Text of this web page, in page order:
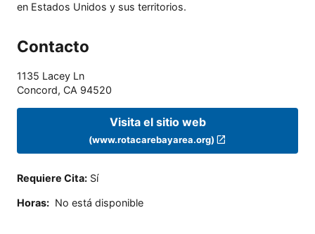
en Estados Unidos y sus territorios.
Contacto
1135 Lacey Ln
Concord, CA 94520
Visita el sitio web
(www.rotacarebayarea.org)
Requiere Cita: Sí
Horas: No está disponible